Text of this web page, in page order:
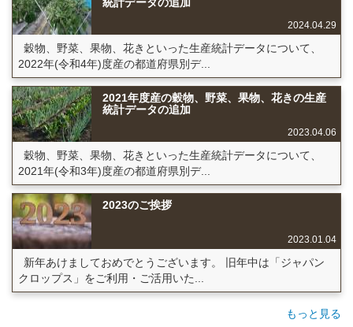
統計データの追加
2024.04.29
穀物、野菜、果物、花きといった生産統計データについて、
2022年(令和4年)度産の都道府県別デ...
2021年度産の穀物、野菜、果物、花きの生産
統計データの追加
2023.04.06
穀物、野菜、果物、花きといった生産統計データについて、
2021年(令和3年)度産の都道府県別デ...
2023のご挨拶
2023.01.04
新年あけましておめでとうございます。 旧年中は「ジャパン
クロップス」をご利用・ご活用いた...
もっと見る